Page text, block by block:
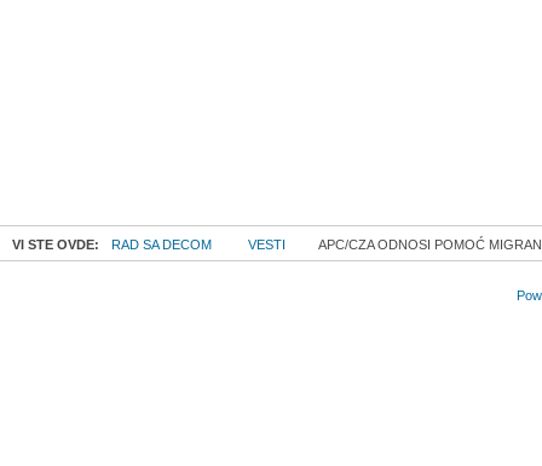
VI STE OVDE: RAD SA DECOM VESTI APC/CZA ODNOSI POMOĆ